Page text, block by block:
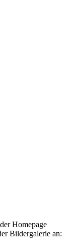
Homepage
Bildergalerie an: